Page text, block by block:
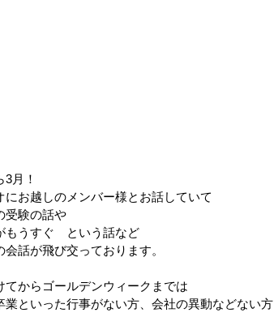
3月！
にお越しのメンバー様とお話していて
受験の話や
もうすぐ　という話など
会話が飛び交っております。
てからゴールデンウィークまでは
業といった行事がない方、会社の異動などない方